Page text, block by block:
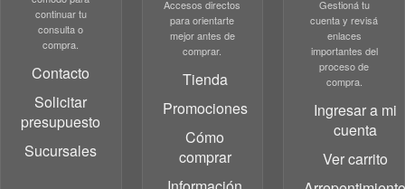
continuar tu
consulta o
compra.
Contacto
Solicitar
presupuesto
Sucursales
Accesos directos
para orientarte
mejor antes de
comprar.
Tienda
Promociones
Cómo
comprar
Gestioná tu
cuenta y revisá
enlaces
importantes del
proceso de
compra.
Ingresar a mi
cuenta
Ver carrito